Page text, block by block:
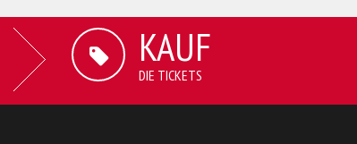
KAUF
DIE TICKETS